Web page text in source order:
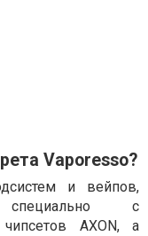
Vaporesso?
и вейпов,
специально с
AXON, а